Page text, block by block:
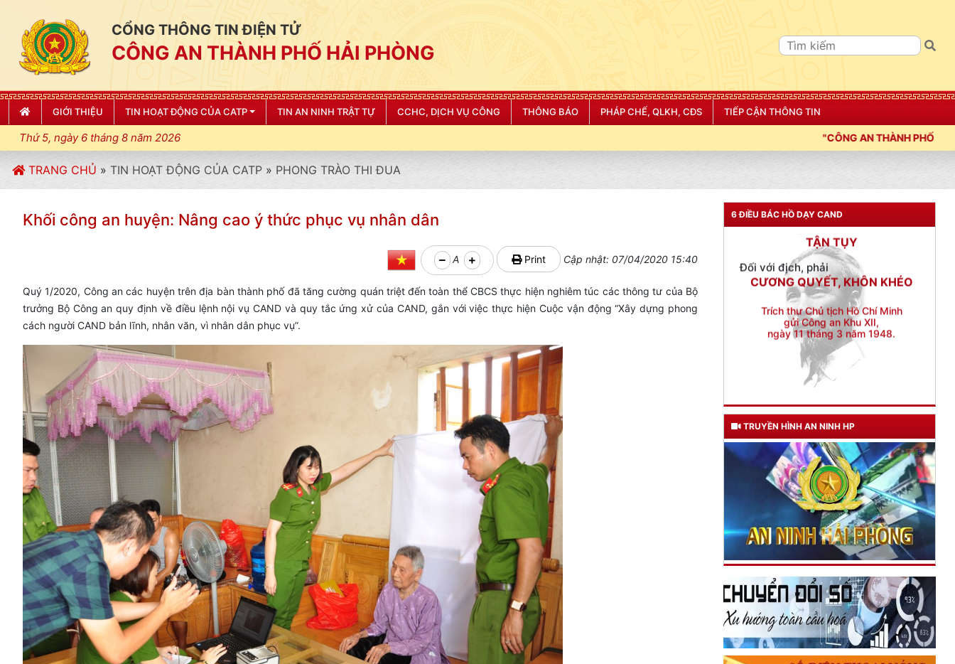
CỔNG THÔNG TIN ĐIỆN TỬ
CÔNG AN THÀNH PHỐ HẢI PHÒNG
GIỚI THIỆU TIN HOẠT ĐỘNG CỦA CATP TIN AN NINH TRẬT TỰ CCHC, DỊCH VỤ CÔNG THÔNG BÁO PHÁP CHẾ, QLKH, CĐS TIẾP CẬN THÔNG TIN
Thứ 5, ngày 6 tháng 8 năm 2026 "CÔNG AN THÀNH PHỐ HẢI PHÒNG SIẾT CHẶT
TRANG CHỦ » TIN HOẠT ĐỘNG CỦA CATP » PHONG TRÀO THI ĐUA
Khối công an huyện: Nâng cao ý thức phục vụ nhân dân
A Print Cập nhật: 07/04/2020 15:40
Quý 1/2020, Công an các huyện trên địa bàn thành phố đã tăng cường quán triệt đến toàn thể CBCS thực hiện nghiêm túc các thông tư của Bộ
trưởng Bộ Công an quy định về điều lệnh nội vụ CAND và quy tắc ứng xử của CAND, gắn với việc thực hiện Cuộc vận động “Xây dựng phong
cách người CAND bản lĩnh, nhân văn, vì nhân dân phục vụ”.
6 ĐIỀU BÁC HỒ DẠY CAND
CẦN, KIỆM, LIÊM, CHÍNH
Đối với chính phủ, phải
TUYỆT ĐỐI TRUNG THÀNH
Đối với nhân dân, phải
Đối với công việc, phải
TẬN TỤY
Đối với địch, phải
CƯƠNG QUYẾT, KHÔN KHÉO
Trích thư Chủ tịch Hồ Chí Minh
gửi Công an Khu XII,
ngày 11 tháng 3 năm 1948.
TRUYỀN HÌNH AN NINH HP